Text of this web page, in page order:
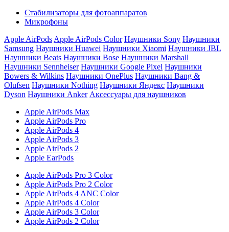
Стабилизаторы для фотоаппаратов
Микрофоны
Apple AirPods Apple AirPods Color Наушники Sony Наушники
Samsung Наушники Huawei Наушники Xiaomi Наушники JBL
Наушники Beats Наушники Bose Наушники Marshall
Наушники Sennheiser Наушники Google Pixel Наушники
Bowers & Wilkins Наушники OnePlus Наушники Bang &
Olufsen Наушники Nothing Наушники Яндекс Наушники
Dyson Наушники Anker Аксессуары для наушников
Apple AirPods Max
Apple AirPods Pro
Apple AirPods 4
Apple AirPods 3
Apple AirPods 2
Apple EarPods
Apple AirPods Pro 3 Color
Apple AirPods Pro 2 Color
Apple AirPods 4 ANC Color
Apple AirPods 4 Color
Apple AirPods 3 Color
Apple AirPods 2 Color